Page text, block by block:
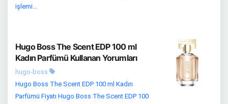
işlemi...
Hugo Boss The Scent EDP 100 ml
Kadın Parfümü Kullanan Yorumları
hugo-boss
Hugo Boss The Scent EDP 100 ml Kadın
Parfümü Fiyatı Hugo Boss The Scent EDP 100